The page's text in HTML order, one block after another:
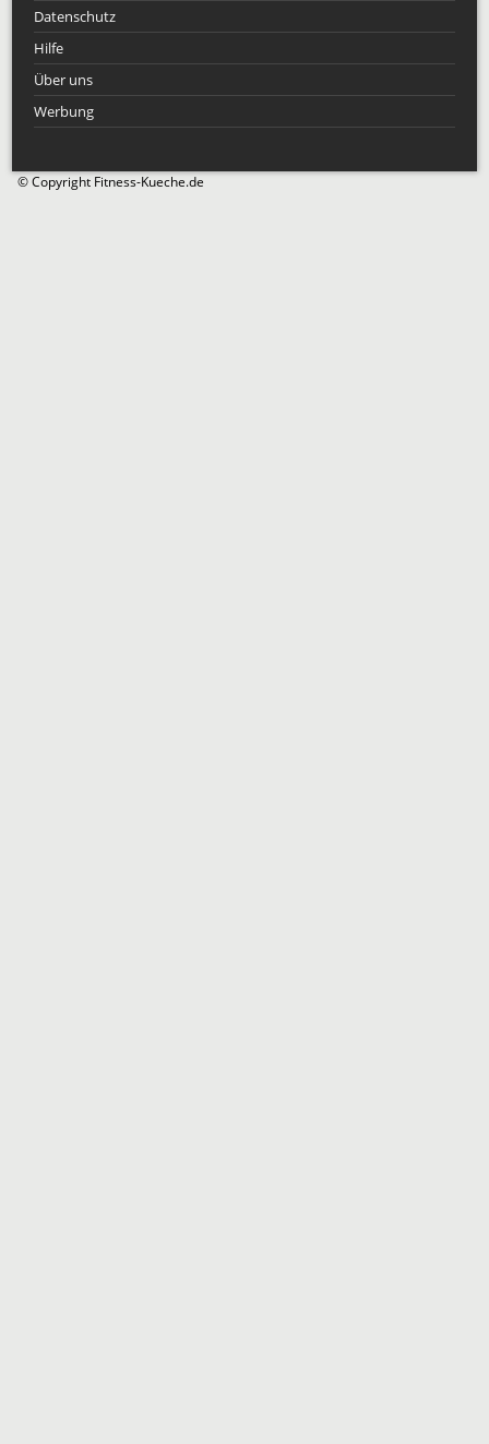
Datenschutz
Hilfe
Über uns
Werbung
© Copyright Fitness-Kueche.de